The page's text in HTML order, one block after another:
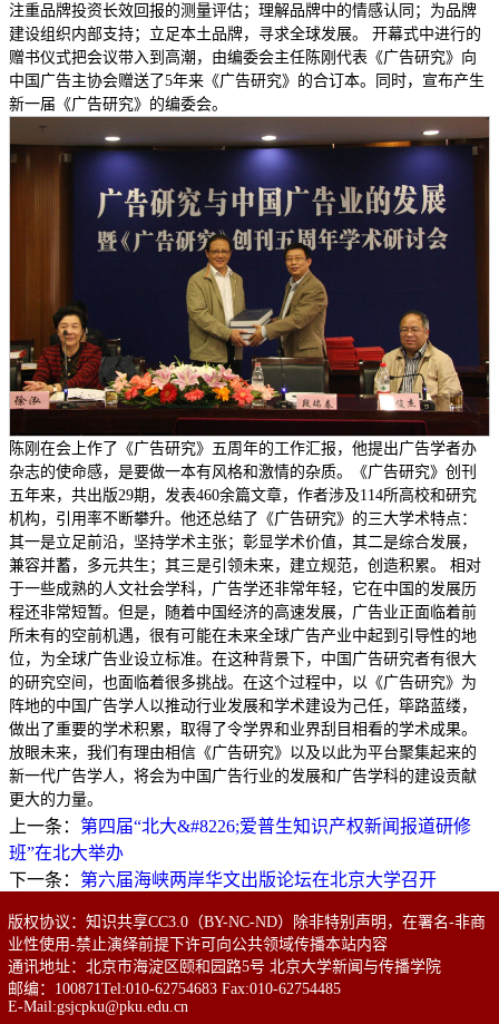
注重品牌投资长效回报的测量评估；理解品牌中的情感认同；为品牌
建设组织内部支持；立足本土品牌，寻求全球发展。 开幕式中进行的
赠书仪式把会议带入到高潮，由编委会主任陈刚代表《广告研究》向
中国广告主协会赠送了5年来《广告研究》的合订本。同时，宣布产生
新一届《广告研究》的编委会。
陈刚在会上作了《广告研究》五周年的工作汇报，他提出广告学者办
杂志的使命感，是要做一本有风格和激情的杂质。《广告研究》创刊
五年来，共出版29期，发表460余篇文章，作者涉及114所高校和研究
机构，引用率不断攀升。他还总结了《广告研究》的三大学术特点：
其一是立足前沿，坚持学术主张；彰显学术价值，其二是综合发展，
兼容并蓄，多元共生；其三是引领未来，建立规范，创造积累。 相对
于一些成熟的人文社会学科，广告学还非常年轻，它在中国的发展历
程还非常短暂。但是，随着中国经济的高速发展，广告业正面临着前
所未有的空前机遇，很有可能在未来全球广告产业中起到引导性的地
位，为全球广告业设立标准。在这种背景下，中国广告研究者有很大
的研究空间，也面临着很多挑战。在这个过程中，以《广告研究》为
阵地的中国广告学人以推动行业发展和学术建设为己任，筚路蓝缕，
做出了重要的学术积累，取得了令学界和业界刮目相看的学术成果。
放眼未来，我们有理由相信《广告研究》以及以此为平台聚集起来的
新一代广告学人，将会为中国广告行业的发展和广告学科的建设贡献
更大的力量。
上一条： 第四届“北大&#8226;爱普生知识产权新闻报道研修
班”在北大举办
下一条： 第六届海峡两岸华文出版论坛在北京大学召开
版权协议：知识共享CC3.0（BY-NC-ND）除非特别声明，在署名-非商
业性使用-禁止演绎前提下许可向公共领域传播本站内容
通讯地址：北京市海淀区颐和园路5号 北京大学新闻与传播学院
邮编：100871Tel:010-62754683 Fax:010-62754485
E-Mail:gsjcpku@pku.edu.cn